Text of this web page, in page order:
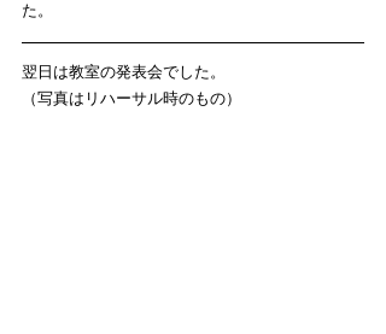
た。
翌日は教室の発表会でした。
（写真はリハーサル時のもの）